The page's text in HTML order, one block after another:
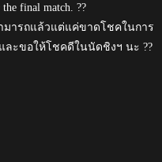
final match. ??
มารถแล้วแต่แค่ขาดโชคในการ
ละขอให้โชคดีในนัดชิงฯ นะ ??